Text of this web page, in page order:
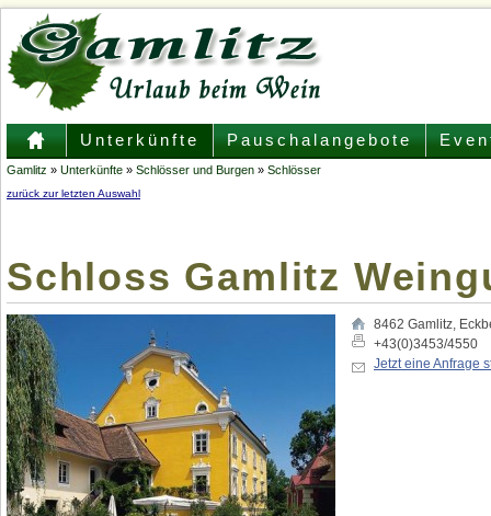
Unterkünfte Pauschalangebote
Gamlitz » Unterkünfte » Schlösser und Burgen » Schlösser
zurück zur letzten Auswahl
Schloss Gamlitz
8462 Gamlitz,
+43(0)3453/4550
Jetzt eine Anfrage